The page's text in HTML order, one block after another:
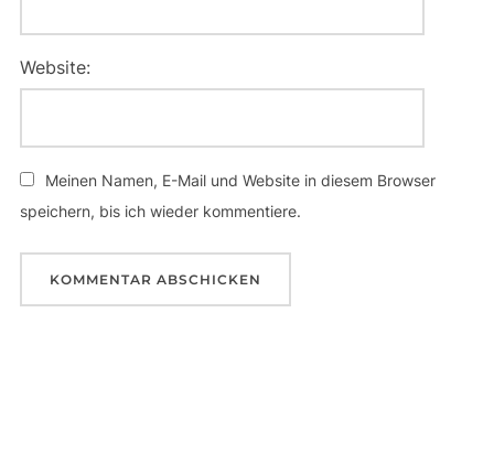
Website:
Meinen Namen, E-Mail und Website in diesem Browser
speichern, bis ich wieder kommentiere.